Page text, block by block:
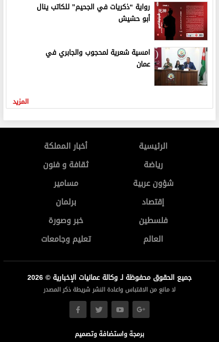
رواية “ذكريات في الجحيم” للكاتب ينال
أبو حشيش
امسية شعرية لمحجوب والجابري في
عمان
المزيد
الرئيسية
أخبار المملكة
رياضة
ثقافة و فنون
شؤون عربية
مسامير
إقتصاد
برلمان
فلسطين
خبر وصورة
العالم
تعليم وجامعات
جميع الحقوق محفوظة لـ وكالة عمانيات الإخبارية © 2026
لا مانع من الاقتباس واعادة النشر شريطة ذكر المصدر
برمجة واستضافة وتصميم